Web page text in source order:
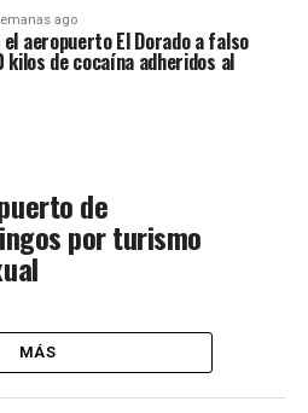
ago
aeropuerto El Dorado a falso
kilos de cocaína adheridos al
de
por turismo
MÁS